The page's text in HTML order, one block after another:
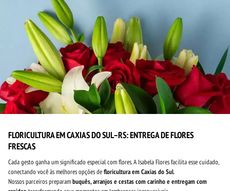
FLORICULTURA EM CAXIAS DO SUL–RS: ENTREGA DE FLORES
FRESCAS
Cada gesto ganha um significado especial com flores. A Isabela Flores facilita esse cuidado,
conectando você às melhores opções defloricultura em Caxias do Sul.
Nossos parceiros preparambuquês, arranjos e cestas com carinho e entregam com